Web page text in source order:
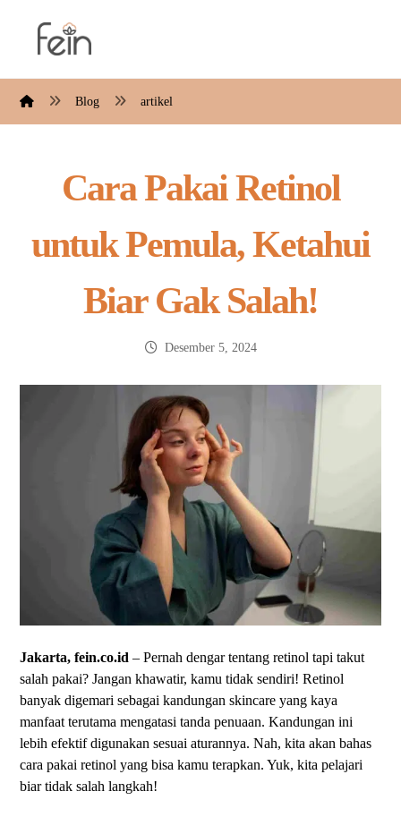
Blog artikel
Cara Pakai Retinol
untuk Pemula, Ketahui
Biar Gak Salah!
Desember 5, 2024
Jakarta, fein.co.id – Pernah dengar tentang retinol tapi takut
salah pakai? Jangan khawatir, kamu tidak sendiri! Retinol
banyak digemari sebagai kandungan skincare yang kaya
manfaat terutama mengatasi tanda penuaan. Kandungan ini
lebih efektif digunakan sesuai aturannya. Nah, kita akan bahas
cara pakai retinol yang bisa kamu terapkan. Yuk, kita pelajari
biar tidak salah langkah!